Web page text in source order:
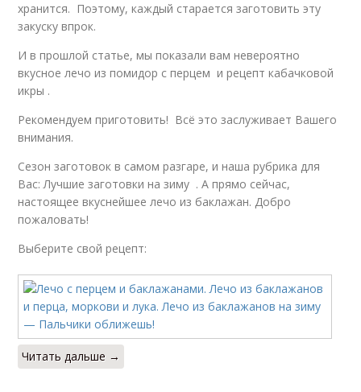
хранится. Поэтому, каждый старается заготовить эту
закуску впрок.
И в прошлой статье, мы показали вам невероятно
вкусное лечо из помидор с перцем и рецепт кабачковой
икры .
Рекомендуем приготовить! Всё это заслуживает Вашего
внимания.
Сезон заготовок в самом разгаре, и наша рубрика для
Вас: Лучшие заготовки на зиму . А прямо сейчас,
настоящее вкуснейшее лечо из баклажан. Добро
пожаловать!
Выберите свой рецепт:
Читать дальше →